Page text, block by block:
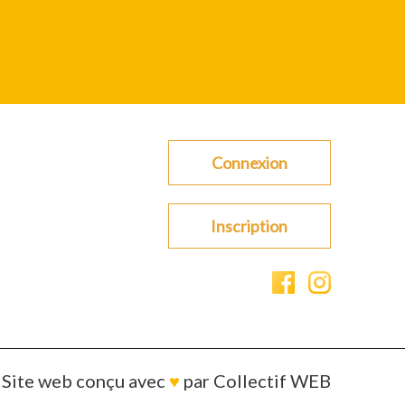
Connexion
Inscription
Site web conçu avec ♥ par Collectif WEB